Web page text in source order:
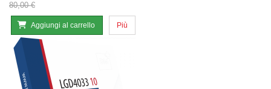
80,00 €
Aggiungi al carrello Più